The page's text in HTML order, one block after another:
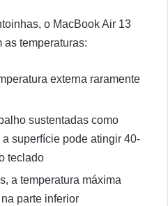
o MacBook Air 13
as temperaturas:
externa raramente
sustentadas como
superfície pode atingir 40-
teclado
a temperatura máxima
parte inferior